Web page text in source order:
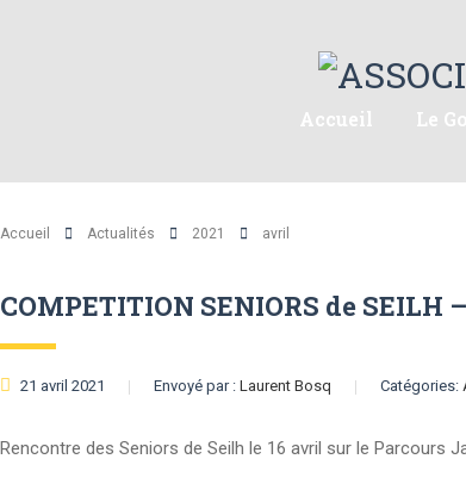
Accueil Le
Accueil Actualités 2021 avril
COMPETITION SENIORS de SEILH
21 avril 2021 Envoyé par : Laurent Bosq Catégories:
Rencontre des Seniors de Seilh le 16 avril sur le Parcours